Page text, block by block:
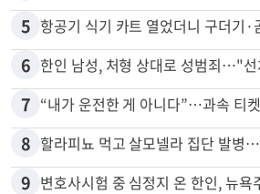
5
6
7
8 할라피뇨 먹고 살모넬라 집단 발병
9 변호사시험 중 심정지 온 한인, 뉴욕